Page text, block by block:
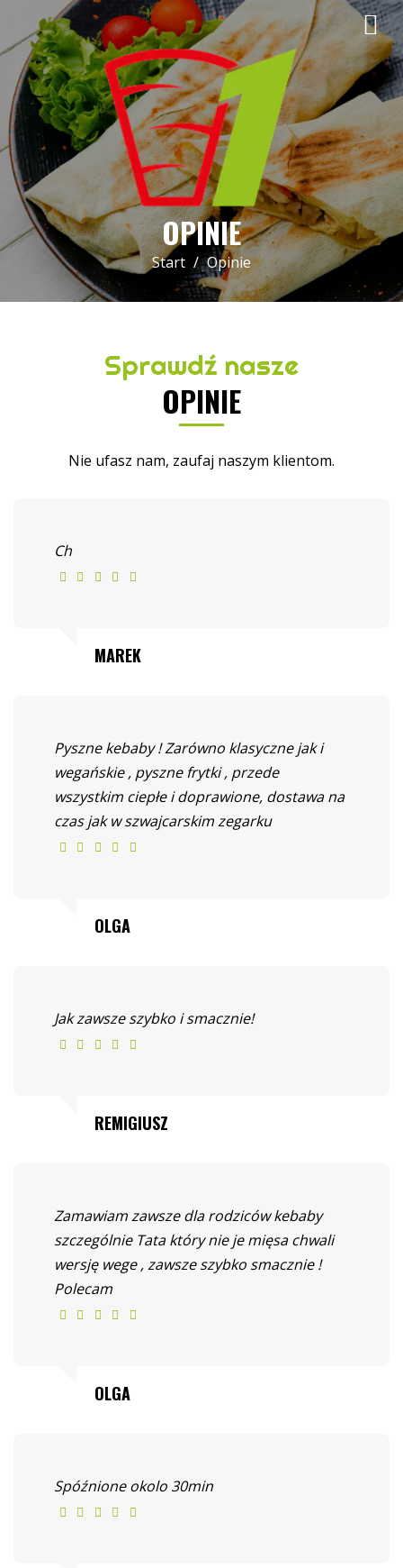
OPINIE
Start Opinie
Sprawdź nasze
OPINIE
Nie ufasz nam, zaufaj naszym klientom.
Ch
MAREK
Pyszne kebaby ! Zarówno klasyczne jak i
wegańskie , pyszne frytki , przede
wszystkim ciepłe i doprawione, dostawa na
czas jak w szwajcarskim zegarku
OLGA
Jak zawsze szybko i smacznie!
REMIGIUSZ
Zamawiam zawsze dla rodziców kebaby
szczególnie Tata który nie je mięsa chwali
wersję wege , zawsze szybko smacznie !
Polecam
OLGA
Spóźnione okolo 30min